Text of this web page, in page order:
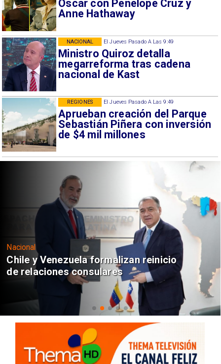
Oscar con Penélope Cruz y
Anne Hathaway
El Jueves Pasado A Las 9:49
Ministro Quiroz detalla
megarreforma tras cadena
nacional de Kast
NACIONAL
El Jueves Pasado A Las 9:49
Aprueban creación del Parque
Sebastián Piñera con inversión
de $4 mil millones
REGIONES
Nacional
Chile y Venezuela formalizan reinicio
de relaciones consulares